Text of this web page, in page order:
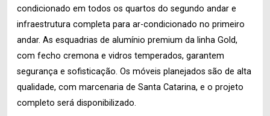
condicionado em todos os quartos do segundo andar e
infraestrutura completa para ar-condicionado no primeiro
andar. As esquadrias de alumínio premium da linha Gold,
com fecho cremona e vidros temperados, garantem
segurança e sofisticação. Os móveis planejados são de alta
qualidade, com marcenaria de Santa Catarina, e o projeto
completo será disponibilizado.